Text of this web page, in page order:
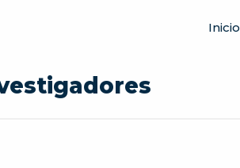
Inicio